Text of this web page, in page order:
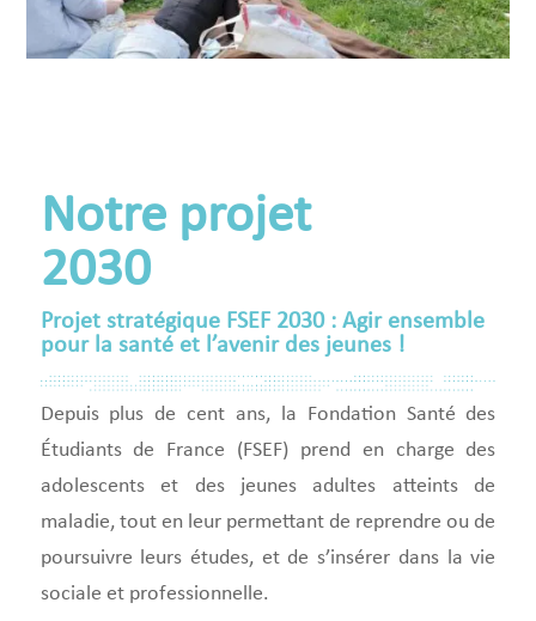
Notre projet
2030
Projet stratégique FSEF 2030 : Agir ensemble
pour la santé et l’avenir des jeunes !
Depuis plus de cent ans, la Fondation Santé des
Étudiants de France (FSEF) prend en charge des
adolescents et des jeunes adultes atteints de
maladie, tout en leur permettant de reprendre ou de
poursuivre leurs études, et de s’insérer dans la vie
sociale et professionnelle.